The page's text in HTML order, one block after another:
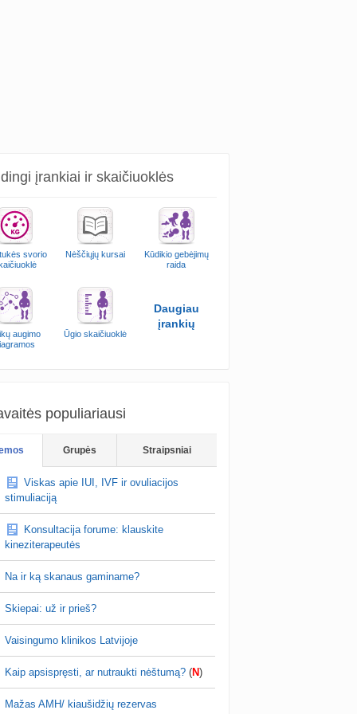
įrankiai ir skaičiuoklės
svorio
Nėščiųjų kursai
Kūdikio gebėjimų
raida
augimo
Ūgio skaičiuoklė
Daugiau
įrankių
populiariausi
Grupės Straipsniai
Viskas apie IUI, IVF ir ovuliacijos
stimuliaciją
Konsultacija forume: klauskite
kineziterapeutės
Na ir ką skanaus gaminame?
Skiepai: už ir prieš?
Vaisingumo klinikos Latvijoje
Kaip apsispręsti, ar nutraukti nėštumą? (N)
Mažas AMH/ kiaušidžių rezervas